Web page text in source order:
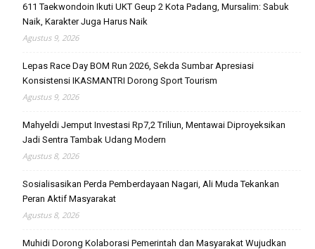
611 Taekwondoin Ikuti UKT Geup 2 Kota Padang, Mursalim: Sabuk
Naik, Karakter Juga Harus Naik
Agustus 9, 2026
Lepas Race Day BOM Run 2026, Sekda Sumbar Apresiasi
Konsistensi IKASMANTRI Dorong Sport Tourism
Agustus 9, 2026
Mahyeldi Jemput Investasi Rp7,2 Triliun, Mentawai Diproyeksikan
Jadi Sentra Tambak Udang Modern
Agustus 8, 2026
Sosialisasikan Perda Pemberdayaan Nagari, Ali Muda Tekankan
Peran Aktif Masyarakat
Agustus 8, 2026
Muhidi Dorong Kolaborasi Pemerintah dan Masyarakat Wujudkan